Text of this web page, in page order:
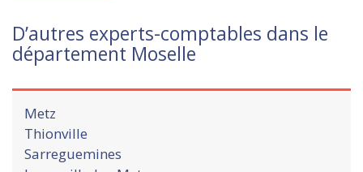
D’autres experts-comptables dans le
département Moselle
Metz
Thionville
Sarreguemines